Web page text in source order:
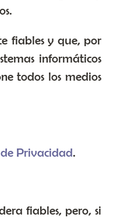
fiables y que, por
informáticos
todos los medios
Privacidad.
fiables, pero, si